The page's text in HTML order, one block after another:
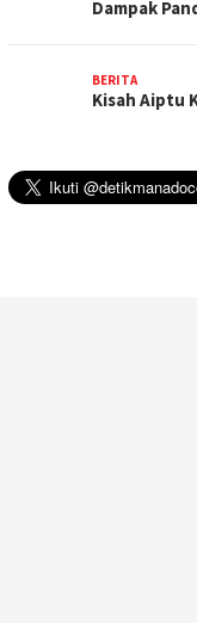
Dampak
BERITA
Kisah Aiptu